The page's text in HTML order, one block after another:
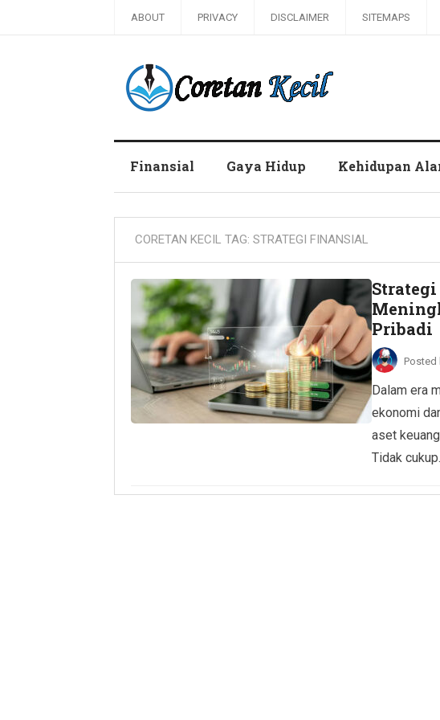
ABOUT PRIVACY DISCLAIMER SITEMAPS
Finansial Gaya Hidup Kehidupan
CORETAN KECIL TAG: STRATEGI FINANSIAL
Pribadi
Posted
Dalam era
ekonomi
aset
Tidak